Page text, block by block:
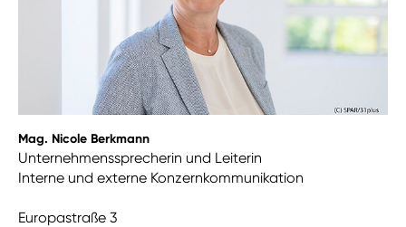
Mag. Nicole Berkmann
Unternehmenssprecherin und Leiterin
Interne und externe Konzernkommunikation
Europastraße 3